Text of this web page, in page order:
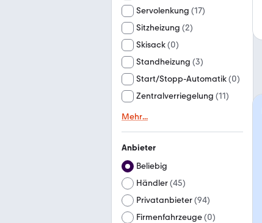
Servolenkung (17)
Sitzheizung (2)
Skisack(0)
Standheizung (3)
Start/Stopp-Automatik(0)
Zentralverriegelung (11)
Mehr...
Anbieter
Beliebig
Händler(45)
Privatanbieter(94)
Firmenfahrzeuge(0)